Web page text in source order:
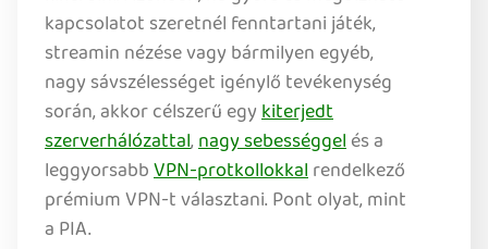
kapcsolatot szeretnél fenntartani játék,
streamin nézése vagy bármilyen egyéb,
nagy sávszélességet igénylő tevékenység
során, akkor célszerű egykiterjedt
szerverhálózattal,nagy sebességgelés a
leggyorsabbVPN-protkollokkalrendelkező
prémium VPN-t választani. Pont olyat, mint
a PIA.